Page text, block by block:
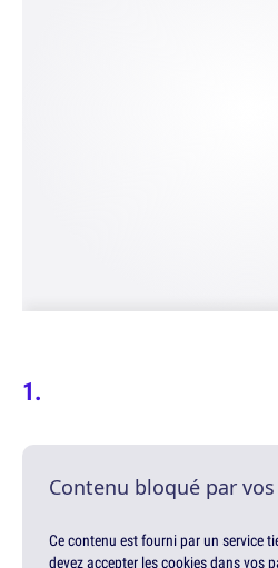
Contenu bloqué par
Ce contenu est fourni par un service
devez accepter les cookies dans vos